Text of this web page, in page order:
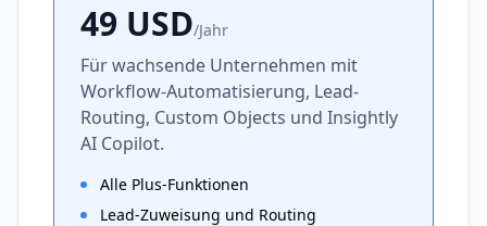
49 USD/Jahr
Für wachsende Unternehmen mit
Workflow-Automatisierung, Lead-
Routing, Custom Objects und Insightly
AI Copilot.
Alle Plus-Funktionen
Lead-Zuweisung und Routing